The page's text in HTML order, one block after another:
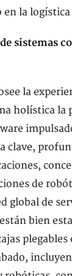
en la
sistemas
la
holística la
clave,
de
global de
bien